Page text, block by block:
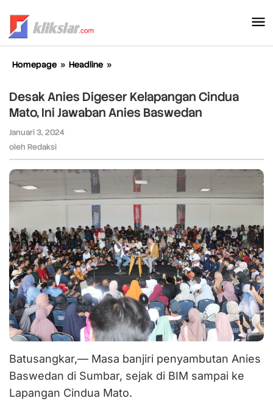
konten
Homepage » Headline »
Digeser
Kelapangan
Cindua
Anies
Baswedan
Desak Anies Digeser Kelapangan Cindua
Mato, Ini Jawaban Anies Baswedan
Januari 3, 2024
oleh Redaksi
Batusangkar,— Masa banjiri penyambutan Anies
Baswedan di Sumbar, sejak di BIM sampai ke
Lapangan Cindua Mato.